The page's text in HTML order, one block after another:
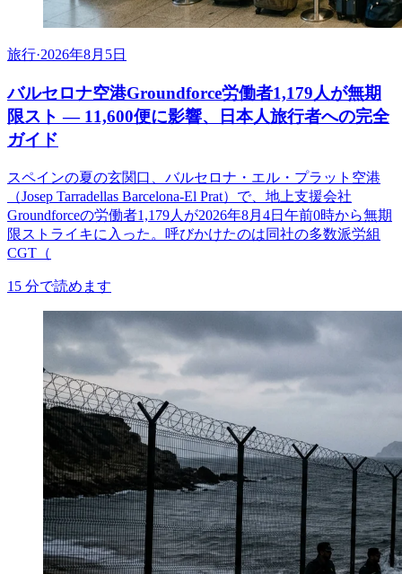
旅行·2026年8月5日
バルセロナ空港Groundforce労働者1,179人が無期
限スト ― 11,600便に影響、日本人旅行者への完全
ガイド
スペインの夏の玄関口、バルセロナ・エル・プラット空港
（Josep Tarradellas Barcelona-El Prat）で、地上支援会社
Groundforceの労働者1,179人が2026年8月4日午前0時から無期
限ストライキに入った。呼びかけたのは同社の多数派労組
CGT（
15 分で読めます